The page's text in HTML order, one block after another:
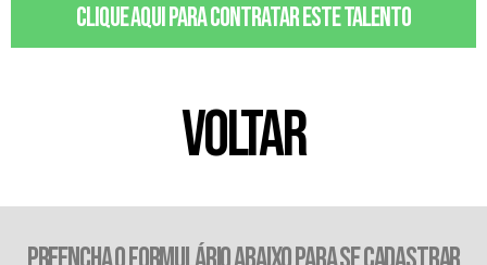
Clique aqui para contratar este talento
VOLTAR